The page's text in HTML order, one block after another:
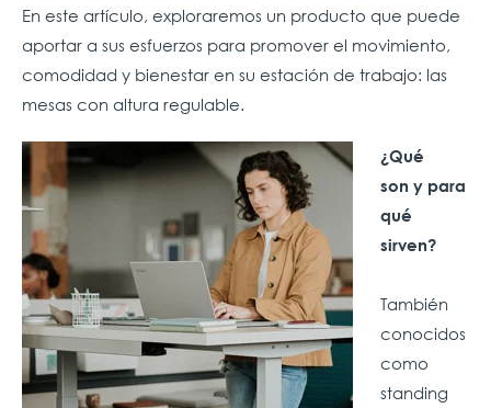
En este artículo, exploraremos un producto que puede
aportar a sus esfuerzos para promover el movimiento,
comodidad y bienestar en su estación de trabajo: las
mesas con altura regulable.
¿Qué
son y para
qué
sirven?
También
conocidos
como
standing